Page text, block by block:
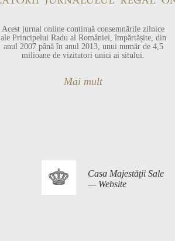
Acest jurnal online continuă consemnările zilnice
ale Principelui Radu al României, împărtășite, din
anul 2007 până în anul 2013, unui număr de 4,5
milioane de vizitatori unici ai sitului.
Mai mult
Casa Majestății Sale
— Website